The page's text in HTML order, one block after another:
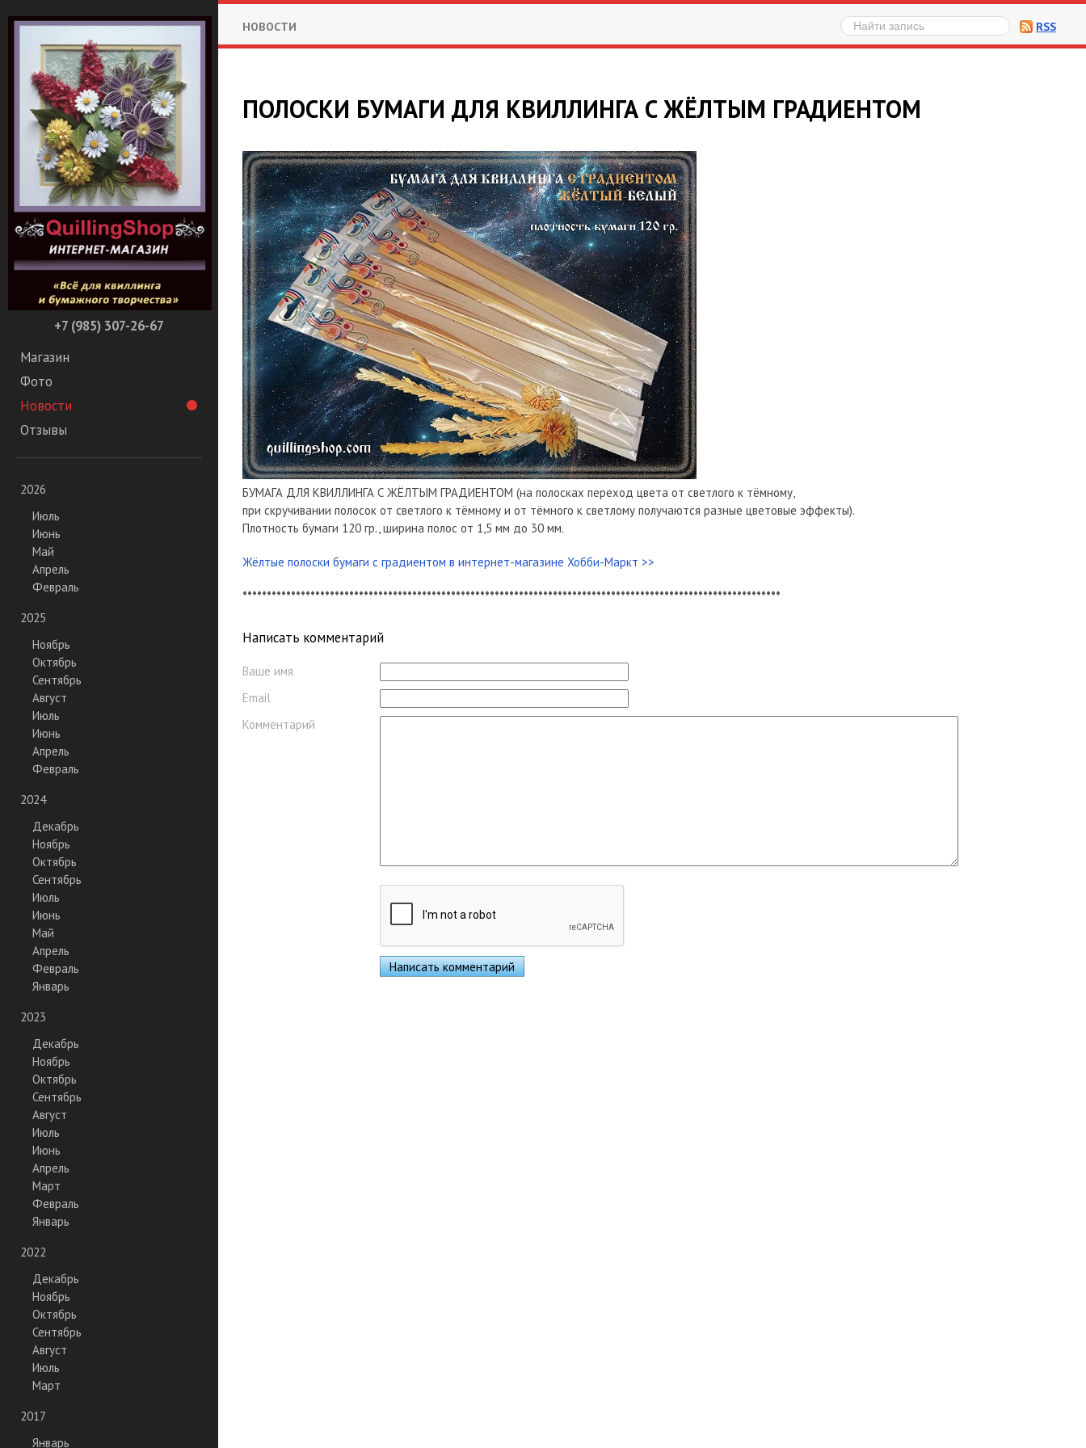
+7 (985) 307-26-67
Магазин
Фото
Новости
Отзывы
2026
Июль
Июнь
Май
Апрель
Февраль
2025
Ноябрь
Октябрь
Сентябрь
Август
Июль
Июнь
Апрель
Февраль
2024
Декабрь
Ноябрь
Октябрь
Сентябрь
Июль
Июнь
Май
Апрель
Февраль
Январь
2023
Декабрь
Ноябрь
Октябрь
Сентябрь
Август
Июль
Июнь
Апрель
Март
Февраль
Январь
2022
Декабрь
Ноябрь
Октябрь
Сентябрь
Август
Июль
Март
2017
Январь
RSS
НОВОСТИ
ПОЛОСКИ БУМАГИ ДЛЯ КВИЛЛИНГА С ЖЁЛТЫМ ГРАДИЕНТОМ
БУМАГА ДЛЯ КВИЛЛИНГА С ЖЁЛТЫМ ГРАДИЕНТОМ (на полосках переход цвета от светлого к тёмному,
при скручивании полосок от светлого к тёмному и от тёмного к светлому получаются разные цветовые эффекты).
Плотность бумаги 120 гр., ширина полос от 1,5 мм до 30 мм.
Жёлтые полоски бумаги с градиентом в интернет-магазине Хобби-Маркт >>
***************************************************************************************************************
Написать комментарий
Ваше имя
Email
Комментарий